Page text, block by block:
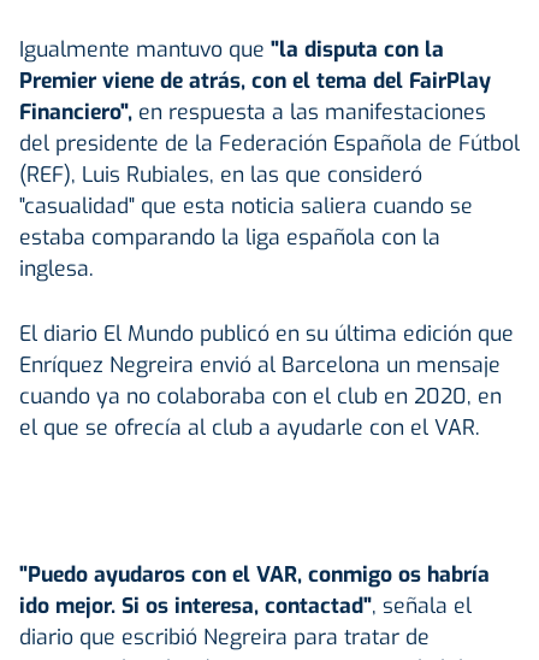
Igualmente mantuvo que "la disputa con la
Premier viene de atrás, con el tema del FairPlay
Financiero", en respuesta a las manifestaciones
del presidente de la Federación Española de Fútbol
(REF), Luis Rubiales, en las que consideró
"casualidad" que esta noticia saliera cuando se
estaba comparando la liga española con la
inglesa.
El diario El Mundo publicó en su última edición que
Enríquez Negreira envió al Barcelona un mensaje
cuando ya no colaboraba con el club en 2020, en
el que se ofrecía al club a ayudarle con el VAR.
"Puedo ayudaros con el VAR, conmigo os habría
ido mejor. Si os interesa, contactad", señala el
diario que escribió Negreira para tratar de